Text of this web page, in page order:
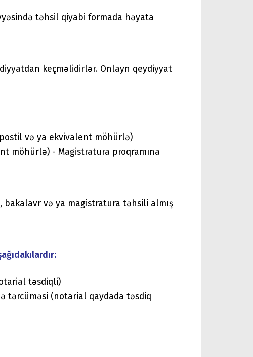
təhsil qiyabi formada həyata
keçməlidirlər. Onlayn qeydiyyat
və ya ekvivalent möhürlə)
möhürlə) - Magistratura proqramına
və ya magistratura təhsili almış
təsdiqli)
tərcüməsi (notarial qaydada təsdiq